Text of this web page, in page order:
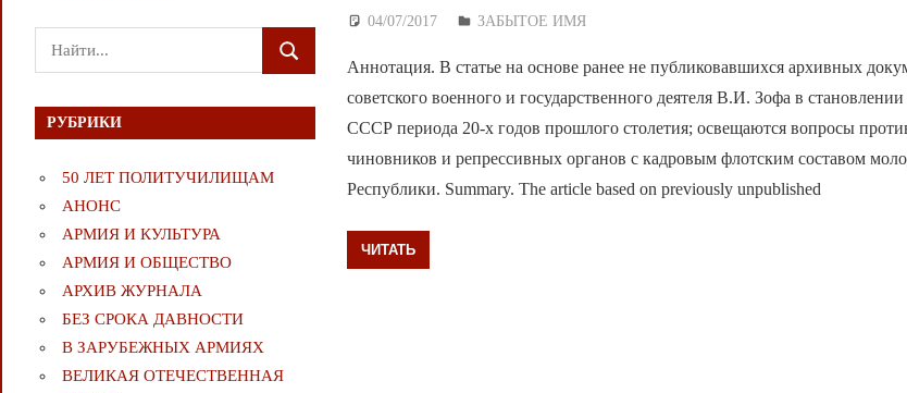
04/07/2017 Дежурный по Редакции
ЗАБЫТОЕ ИМЯ
Аннотация. В статье на основе ранее не публиковавшихся архивных
советского военного и государственного деятеля В.И. Зофа в
СССР периода 20-х годов прошлого столетия; освещаются вопросы
чиновников и репрессивных органов с кадровым флотским составом
Республики. Summary. The article based on previously unpublished
ЧИТАТЬ
Поиск
для:
ПОИСК
РУБРИКИ
50 ЛЕТ ПОЛИТУЧИЛИЩАМ
АНОНС
АРМИЯ И КУЛЬТУРА
АРМИЯ И ОБЩЕСТВО
АРХИВ ЖУРНАЛА
БЕЗ СРОКА ДАВНОСТИ
В ЗАРУБЕЖНЫХ АРМИЯХ
ВЕЛИКАЯ ОТЕЧЕСТВЕННАЯ